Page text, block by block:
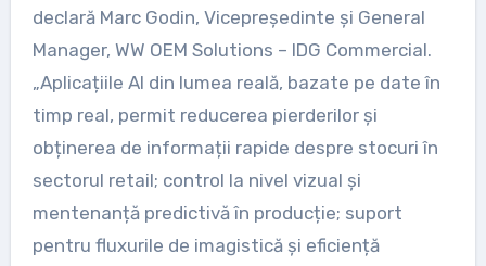
declară Marc Godin, Vicepreședinte și General
Manager, WW OEM Solutions – IDG Commercial.
„Aplicațiile AI din lumea reală, bazate pe date în
timp real, permit reducerea pierderilor și
obținerea de informații rapide despre stocuri în
sectorul retail; control la nivel vizual și
mentenanță predictivă în producție; suport
pentru fluxurile de imagistică și eficiență